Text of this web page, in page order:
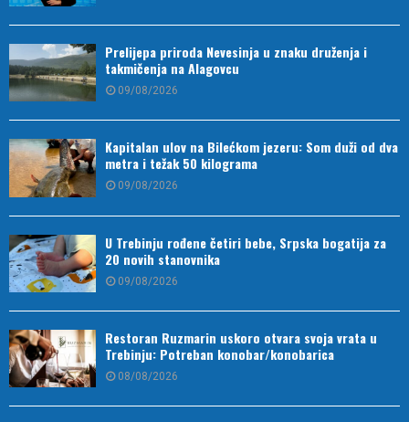
Prelijepa priroda Nevesinja u znaku druženja i
takmičenja na Alagovcu
09/08/2026
Kapitalan ulov na Bilećkom jezeru: Som duži od dva
metra i težak 50 kilograma
09/08/2026
U Trebinju rođene četiri bebe, Srpska bogatija za
20 novih stanovnika
09/08/2026
Restoran Ruzmarin uskoro otvara svoja vrata u
Trebinju: Potreban konobar/konobarica
08/08/2026